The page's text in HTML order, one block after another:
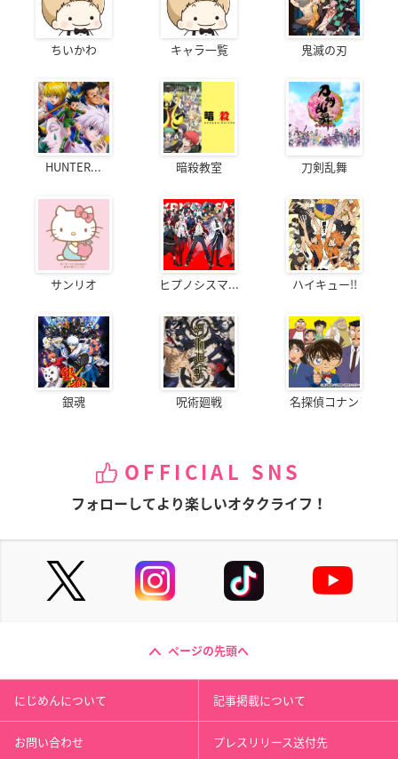
ちいかわ キャラ一覧 鬼滅の刃
HUNTER... 暗殺教室 刀剣乱舞
サンリオ ヒプノシスマ... ハイキュー!!
銀魂 呪術廻戦 名探偵コナン
OFFICIAL SNS
フォローしてより楽しいオタクライフ！
ページの先頭へ
にじめんについて 記事掲載について
お問い合わせ プレスリリース送付先